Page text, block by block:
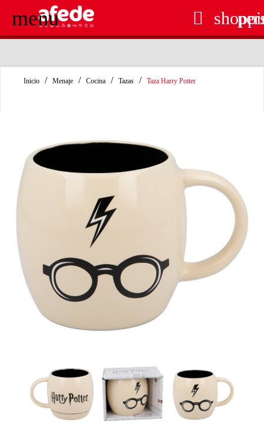
menu 
Inicio Menaje Cocina Tazas Taza Harry Potter